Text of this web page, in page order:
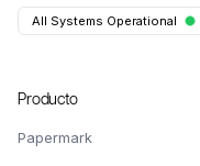
All Systems Operational
Producto
Papermark